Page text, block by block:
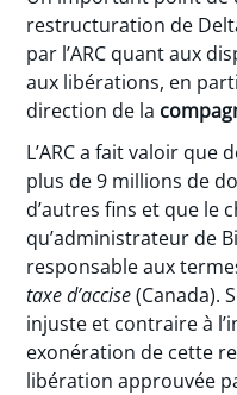
restructuration de
par l’ARC quant aux
aux libérations, en
direction de la
L’ARC a fait valoir que
plus de 9 millions de
d’autres fins et que le
qu’administrateur de
responsable aux
taxe d’accise(Canada).
injuste et contraire à
exonération de cette
libération approuvée